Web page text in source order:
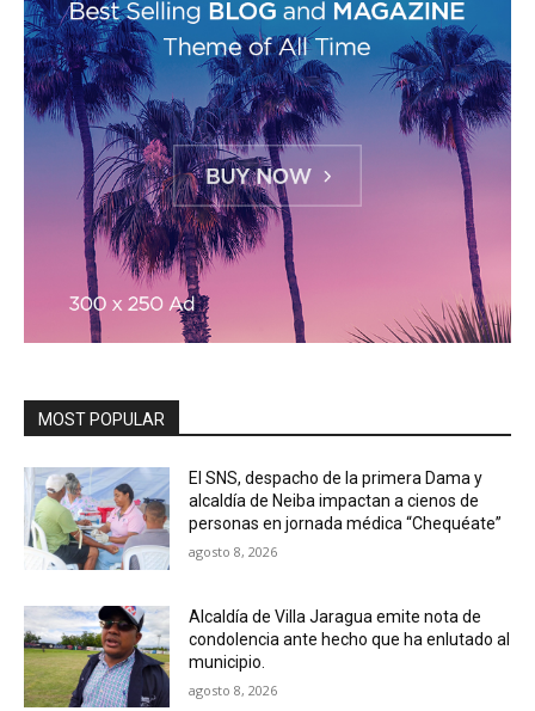
MOST POPULAR
El SNS, despacho de la primera Dama y
alcaldía de Neiba impactan a cienos de
personas en jornada médica “Chequéate”
agosto 8, 2026
Alcaldía de Villa Jaragua emite nota de
condolencia ante hecho que ha enlutado al
municipio.
agosto 8, 2026